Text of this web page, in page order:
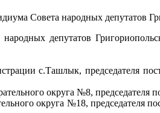
Совета народных депутатов
депутатов
с.Ташлык, председателя
округа №8, председателя
округа №18, председателя